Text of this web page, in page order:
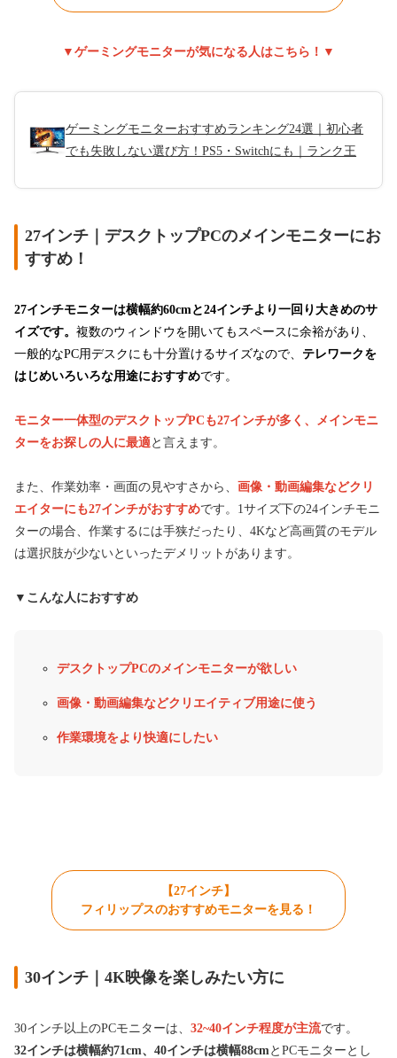
▼ゲーミングモニターが気になる人はこちら！▼
ゲーミングモニターおすすめランキング24選｜初心者
でも失敗しない選び方！PS5・Switchにも｜ランク王
27インチ｜デスクトップPCのメインモニターにお
すすめ！
27インチモニターは横幅約60cmと24インチより一回り大きめのサ
イズです。 複数のウィンドウを開いてもスペースに余裕があり、
一般的なPC用デスクにも十分置けるサイズなので、 テレワークを
はじめいろいろな用途におすすめです。
モニター一体型のデスクトップPCも27インチが多く、メインモニ
ターをお探しの人に最適と言えます。
また、作業効率・画面の見やすさから、 画像・動画編集などクリ
エイターにも27インチがおすすめです。1サイズ下の24インチモニ
ターの場合、作業するには手狭だったり、4Kなど高画質のモデル
は選択肢が少ないといったデメリットがあります。
▼こんな人におすすめ
デスクトップPCのメインモニターが欲しい
画像・動画編集などクリエイティブ用途に使う
作業環境をより快適にしたい
【27インチ】
フィリップスのおすすめモニターを見る！
30インチ｜4K映像を楽しみたい方に
30インチ以上のPCモニターは、 32~40インチ程度が主流です。
32インチは横幅約71cm、40インチは横幅88cm とPCモニターとし